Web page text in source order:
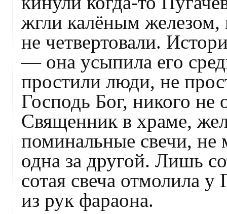
жгли калёным
не четвертовали.
— она усыпила его
простили люди, не
Господь Бог, никого
Священник в храме,
поминальные свечи, не
одна за другой. Лишь
сотая свеча отмолила у
из рук фараона.